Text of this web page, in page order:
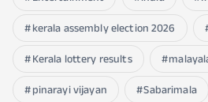
kerala assembly election 2026
Kerala lottery results
pinarayi vijayan
Sabarimala